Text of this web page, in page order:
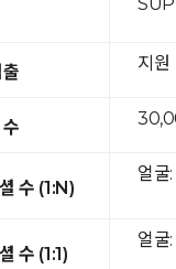
수 (1:N)
수 (1:1)
지원
얼
얼